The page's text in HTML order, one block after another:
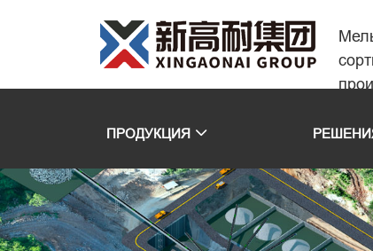
ПРОДУКЦИЯ